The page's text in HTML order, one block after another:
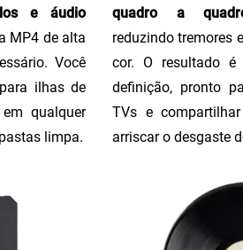
e áudio
MP4 de alta
Você
ilhas de
qualquer
limpa.
quadro a
reduzindo tremores
cor. O resultado
definição, pronto
TVs e
arriscar o desgaste